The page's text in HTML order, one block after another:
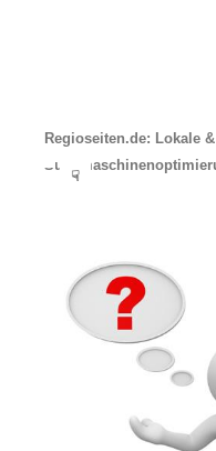
Regioseiten.de: Lokale
☟